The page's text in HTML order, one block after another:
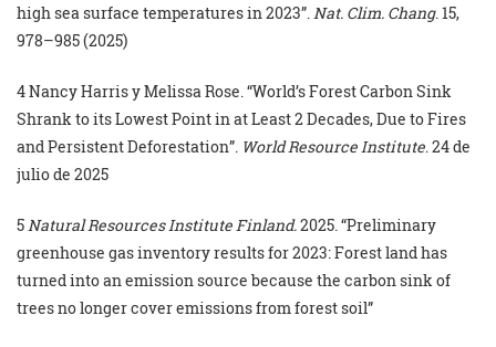
high sea surface temperatures in 2023”.Nat. Clim. Chang. 15,
978–985 (2025)
4 Nancy Harris y Melissa Rose. “World’s Forest Carbon Sink
Shrank to its Lowest Point in at Least 2 Decades, Due to Fires
and Persistent Deforestation”. World Resource Institute. 24 de
julio de 2025
5Natural Resources Institute Finland.2025. “Preliminary
greenhouse gas inventory results for 2023: Forest land has
turned into an emission source because the carbon sink of
trees no longer cover emissions from forest soil”